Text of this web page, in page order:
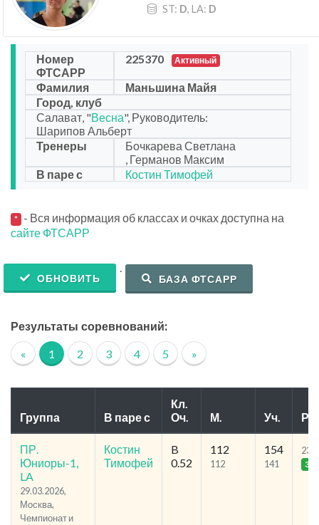
ST: D, LA: D
Номер
ФТСАРР
225370 Активный
Фамилия
Маньшина Майя
Город, клуб
Салават, "Весна", Руководитель:
Шарипов Альберт
Тренеры
Бочкарева Светлана
, Германов Максим
В паре с
Костин Тимофей
* - Вся информация об классах и очках доступна на
сайте ФТСАРР
ОБНОВИТЬ
.
БАЗА ФТСАРР
Результаты соревнований:
« 1 2 3 4 5 »
Группа В паре с
Кл.
Оч.
М. Уч. Р.
ПР.
Юниоры-1,
LA
29.03.2026,
Москва,
Чемпионат и
Костин
Тимофей
B
0.52
112
112
154
141
23.3
31